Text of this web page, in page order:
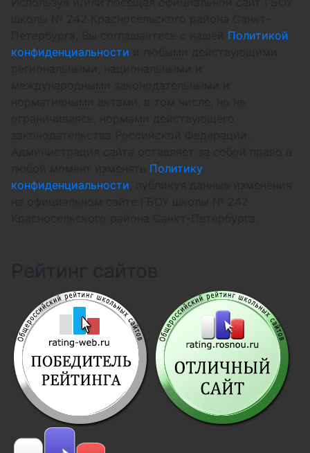
Политикой
конфиденциальности
Политику
конфиденциальности